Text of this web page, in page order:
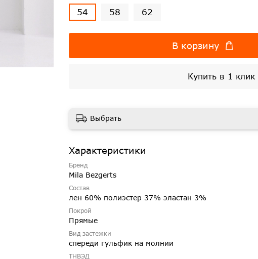
54 58 62
В корзину
Купить в 1 клик
Выбрать
Характеристики
Бренд
Mila Bezgerts
Состав
лен 60% полиэстер 37% эластан 3%
Покрой
Прямые
Вид застежки
спереди гульфик на молнии
ТНВЭД